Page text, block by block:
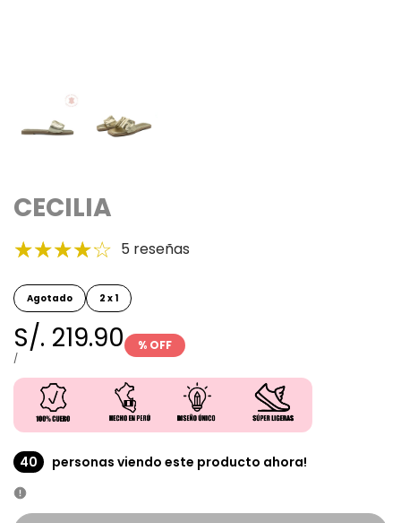
CECILIA
5 reseñas
Agotado 2 x 1
Precio
en
oferta
S/. 219.90
PRECIO
/POR
% OFF
40 personas viendo este producto ahora!